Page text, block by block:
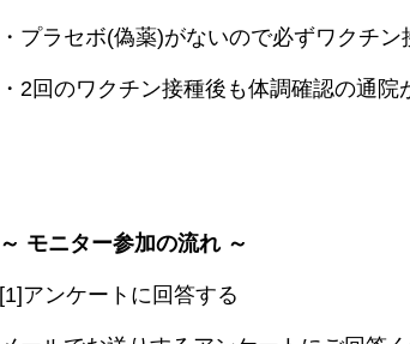
・プラセボ(偽薬)がないので必ずワクチン
・2回のワクチン接種後も体調確認の通院
～ モニター参加の流れ ～
[1]アンケートに回答する